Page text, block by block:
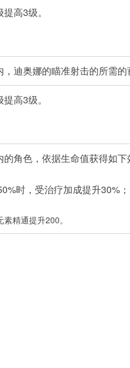
高3级。
迪奥娜的瞄准射击的所需的
高3级。
角色，依据生命值获得如下
时，受治疗加成提升30%；
精通提升200。